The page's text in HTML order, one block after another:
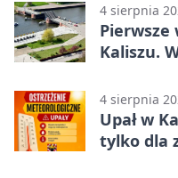
4 sierpnia
Pierwsze
Kaliszu.
4 sierpnia
Upał w
tylko dla